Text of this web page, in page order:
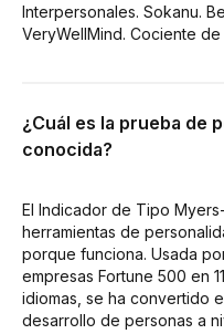
Interpersonales. Sokanu.
VeryWellMind. Cociente de
¿Cuál es la prueba de
conocida?
El Indicador de Tipo
herramientas de
porque funciona. Usada
empresas Fortune 500 en
idiomas, se ha convertido
desarrollo de personas a